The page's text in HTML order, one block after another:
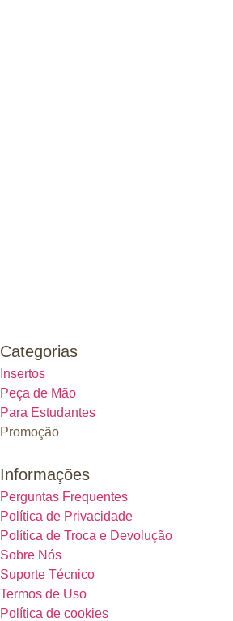
Categorias
Insertos
Peça de Mão
Para Estudantes
Promoção
Informações
Perguntas Frequentes
Política de Privacidade
Política de Troca e Devolução
Sobre Nós
Suporte Técnico
Termos de Uso
Política de cookies